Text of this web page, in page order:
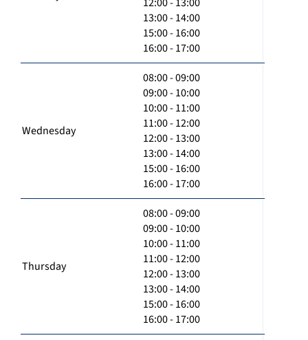
13:00 - 14:00
15:00 - 16:00
16:00 - 17:00
Wednesday
08:00 - 09:00
09:00 - 10:00
10:00 - 11:00
11:00 - 12:00
12:00 - 13:00
13:00 - 14:00
15:00 - 16:00
16:00 - 17:00
Thursday
08:00 - 09:00
09:00 - 10:00
10:00 - 11:00
11:00 - 12:00
12:00 - 13:00
13:00 - 14:00
15:00 - 16:00
16:00 - 17:00